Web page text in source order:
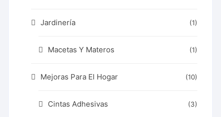
Jardinería (1)
Macetas Y Materos (1)
Mejoras Para El Hogar (10)
Cintas Adhesivas (3)